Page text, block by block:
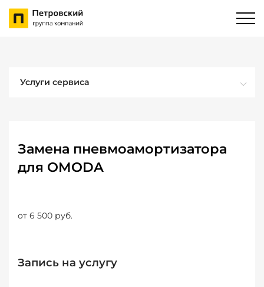
Услуги сервиса
Замена пневмоамортизатора
для OMODA
от 6 500 руб.
Запись на услугу